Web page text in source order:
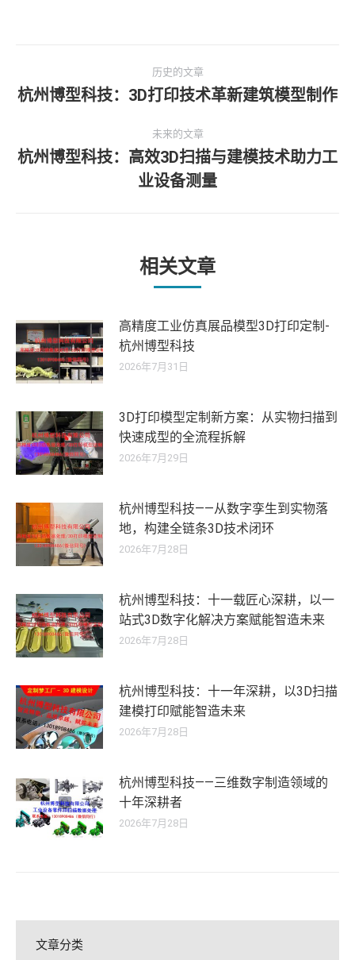
章
航
历史的文章
历
的
文
章：
杭州博型科技：3D打印技术革新建筑模型制作
未来的文章
未
来
杭州博型科技：高效3D扫描与建模技术助力工
业设备测量
相关文章
高精度工业仿真展品模型3D打印定制-
杭州博型科技
2026年7月31日
3D打印模型定制新方案：从实物扫描到
快速成型的全流程拆解
2026年7月29日
杭州博型科技——从数字孪生到实物落
地，构建全链条3D技术闭环
2026年7月28日
杭州博型科技：十一载匠心深耕，以一
站式3D数字化解决方案赋能智造未来
2026年7月28日
杭州博型科技：十一年深耕，以3D扫描
建模打印赋能智造未来
2026年7月28日
杭州博型科技——三维数字制造领域的
十年深耕者
2026年7月28日
文章分类